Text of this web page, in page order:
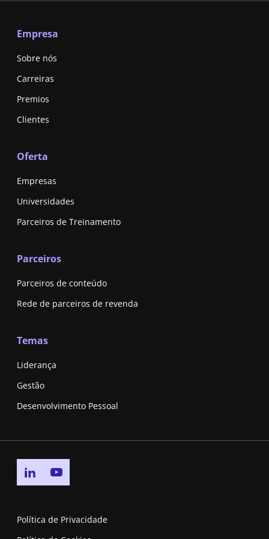
Empresa
Sobre nós
Carreiras
Premios
Clientes
Oferta
Empresas
Universidades
Parceiros de Treinamento
Parceiros
Parceiros de conteúdo
Rede de parceiros de revenda
Temas
Liderança
Gestão
Desenvolvimento Pessoal
Go to linkedin page
Política de Privacidade